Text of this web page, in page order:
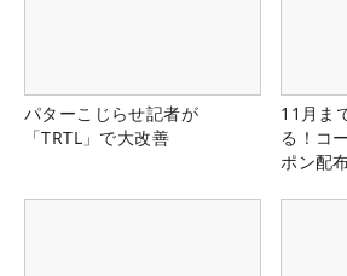
パターこじらせ記者が
「TRTL」で大改善
11月ま
る！コ
ポン配